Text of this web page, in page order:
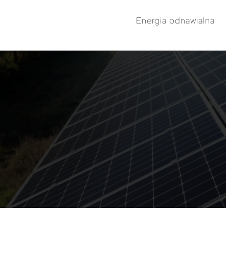
Energia odnawialna